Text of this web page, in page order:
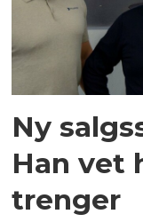
Ny
Han vet
trenger